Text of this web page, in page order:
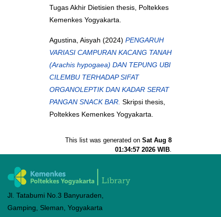
Tugas Akhir Dietisien thesis, Poltekkes
Kemenkes Yogyakarta.
Agustina, Aisyah (2024) PENGARUH
VARIASI CAMPURAN KACANG TANAH
(Arachis hypogaea) DAN TEPUNG UBI
CILEMBU TERHADAP SIFAT
ORGANOLEPTIK DAN KADAR SERAT
PANGAN SNACK BAR. Skripsi thesis,
Poltekkes Kemenkes Yogyakarta.
This list was generated on Sat Aug 8
01:34:57 2026 WIB.
Jl. Tatabumi No.3 Banyuraden,
Gamping, Sleman, Yogyakarta